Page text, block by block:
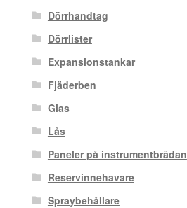
Dörrhandtag
Dörrlister
Expansionstankar
Fjäderben
Glas
Lås
Paneler på instrumentbrädan
Reservinnehavare
Spraybehållare